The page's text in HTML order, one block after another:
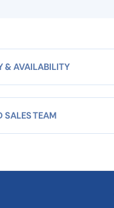
& AVAILABILITY
SALES TEAM